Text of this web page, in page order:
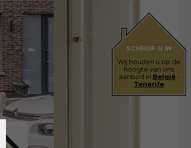
SCHRIJF U IN
Wij houden u op de
hoogte van ons
aanbod in België-
Tenerife